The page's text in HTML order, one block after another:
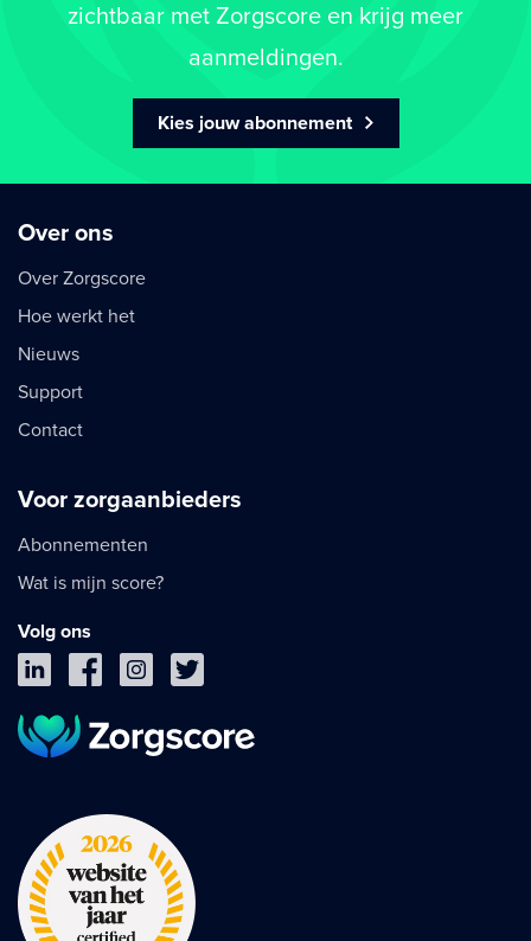
zichtbaar met Zorgscore en krijg meer
aanmeldingen.
Kies jouw abonnement
Over ons
Over Zorgscore
Hoe werkt het
Nieuws
Support
Contact
Voor zorgaanbieders
Abonnementen
Wat is mijn score?
Volg ons